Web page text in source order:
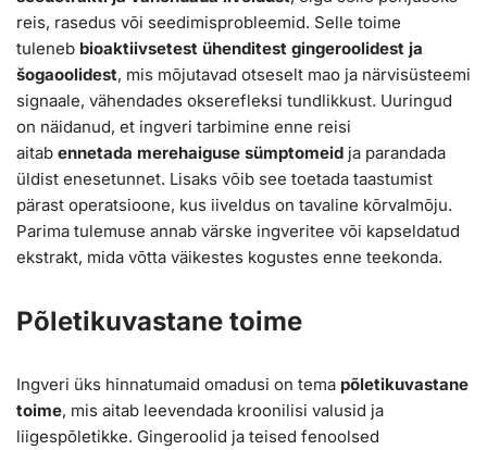
reis, rasedus või seedimisprobleemid. Selle toime
tuleneb bioaktiivsetest ühenditest gingeroolidest ja
šogaoolidest, mis mõjutavad otseselt mao ja närvisüsteemi
signaale, vähendades okserefleksi tundlikkust. Uuringud
on näidanud, et ingveri tarbimine enne reisi
aitab ennetada merehaiguse sümptomeid ja parandada
üldist enesetunnet. Lisaks võib see toetada taastumist
pärast operatsioone, kus iiveldus on tavaline kõrvalmõju.
Parima tulemuse annab värske ingveritee või kapseldatud
ekstrakt, mida võtta väikestes kogustes enne teekonda.
Põletikuvastane toime
Ingveri üks hinnatumaid omadusi on tema põletikuvastane
toime, mis aitab leevendada kroonilisi valusid ja
liigespõletikke. Gingeroolid ja teised fenoolsed